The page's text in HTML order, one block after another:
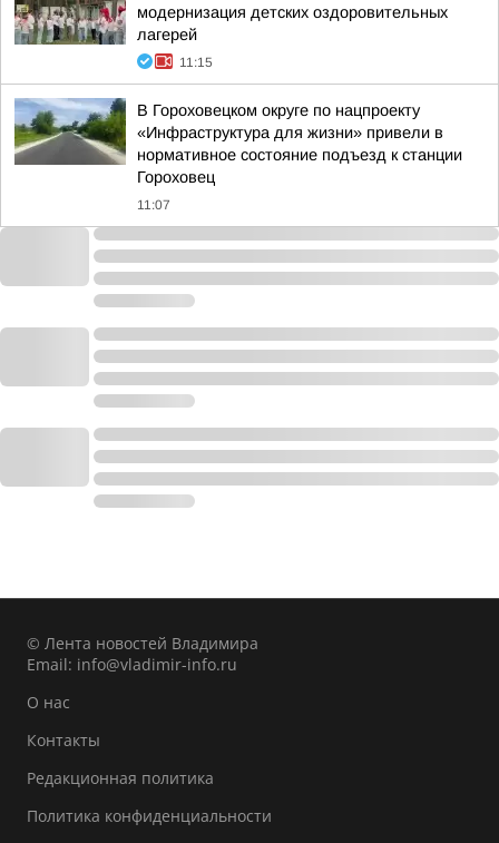
модернизация детских оздоровительных
лагерей
11:15
В Гороховецком округе по нацпроекту
«Инфраструктура для жизни» привели в
нормативное состояние подъезд к станции
Гороховец
11:07
© Лента новостей Владимира
Email: info@vladimir-info.ru
О нас
Контакты
Редакционная политика
Политика конфиденциальности